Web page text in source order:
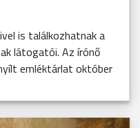
is találkozhatnak a
látogatói. Az írónő
emléktárlat október